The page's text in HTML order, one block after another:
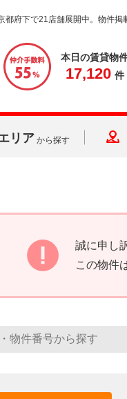
都府下で21店舗展開中。物件掲
本日の賃貸物
17,120 件
リア から探す
誠に申し
この物件